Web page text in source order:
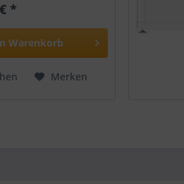
Sicherung
um seine erhöhte
*
Warenkorb
Merken